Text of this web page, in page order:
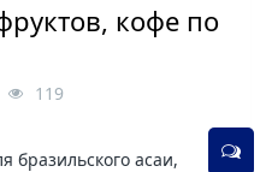
кофе по
119
бразильского асаи,